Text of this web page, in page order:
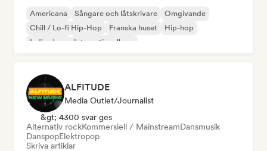
Americana Sångare och låtskrivare
Omgivande
Chill / Lo-fi Hip-Hop
Franska huset
Hip-hop
Indie-dans
Internationell rap
ALFITUDE
Media Outlet/Journalist
&gt; 4300 svar ges
Alternativ rockKommersiell / MainstreamDansmusik
DanspopElektropop
Skriva artiklar